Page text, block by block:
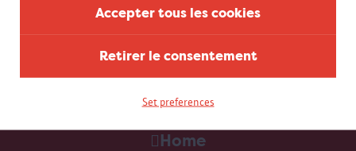
Accepter tous les cookies
Retirer le consentement
Set preferences
Home